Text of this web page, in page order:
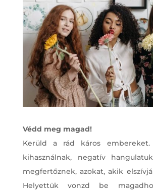
Védd meg magad!
Kerüld a rád káros embereket.
kihasználnak, negatív
megfertőznek, azokat, akik
Helyettük vonzd be